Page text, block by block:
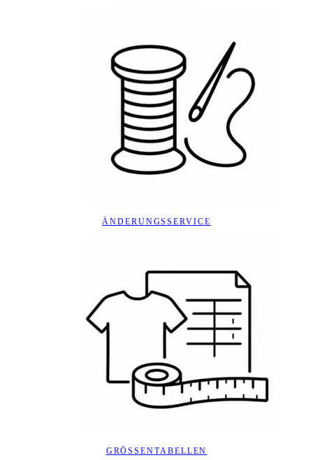
ÄNDERUNGSSERVICE
GRÖSSENTABELLEN